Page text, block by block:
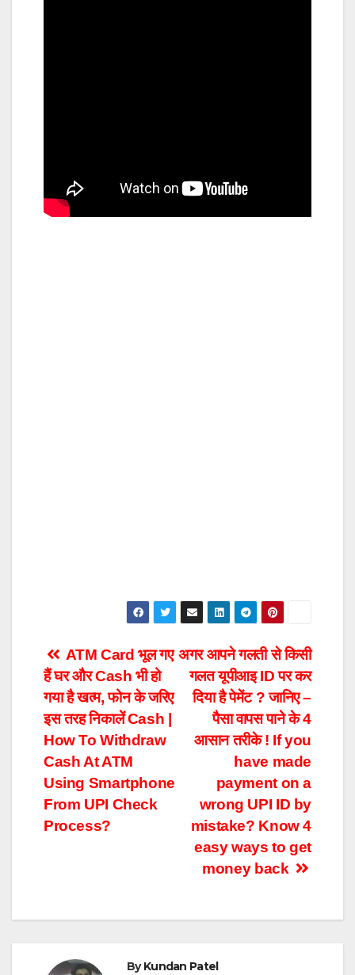
Post
navigation
अगर आपने गलती से किसी
गलत यूपीआइ ID पर कर
दिया है पेमेंट ? जानिए –
पैसा वापस पाने के 4
आसान तरीके ! If you
have made
payment on a
wrong UPI ID by
mistake? Know 4
easy ways to get
money back
ATM Card भूल गए
हैं घर और Cash भी हो
गया है खत्म, फोन के जरिए
इस तरह निकालें Cash |
How To Withdraw
Cash At ATM
Using Smartphone
From UPI Check
Process?
ByKundan Patel